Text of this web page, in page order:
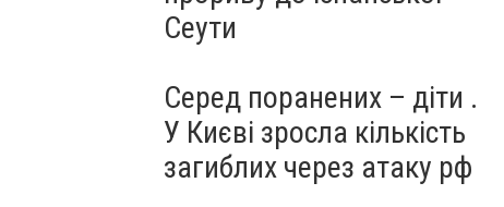
Сеути
Серед поранених – діти .
У Києві зросла кількість
загиблих через атаку рф